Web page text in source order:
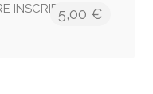
INSCRIPTION ET
5,00 €